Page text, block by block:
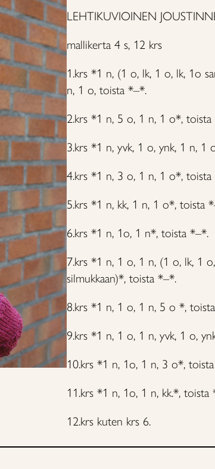
LEHTIKUVIOINEN
mallikerta 4 s, 12 krs
1.krs *1 n, (1 o, lk, 1 o, lk, 1o
n, 1 o, toista *–*.
2.krs *1 n, 5 o, 1 n, 1 o*,
3.krs *1 n, yvk, 1 o, ynk, 1 n, 1
4.krs *1 n, 3 o, 1 n, 1 o*,
5.krs *1 n, kk, 1 n, 1 o*, toista
6.krs *1 n, 1o, 1 n*, toista *–*.
7.krs *1 n, 1 o, 1 n, (1 o, lk, 1
silmukkaan)*, toista *–*.
8.krs *1 n, 1 o, 1 n, 5 o *,
9.krs *1 n, 1 o, 1 n, yvk, 1 o,
10.krs *1 n, 1o, 1 n, 3 o*,
11.krs *1 n, 1o, 1 n, kk.*, toista
12.krs kuten krs 6.